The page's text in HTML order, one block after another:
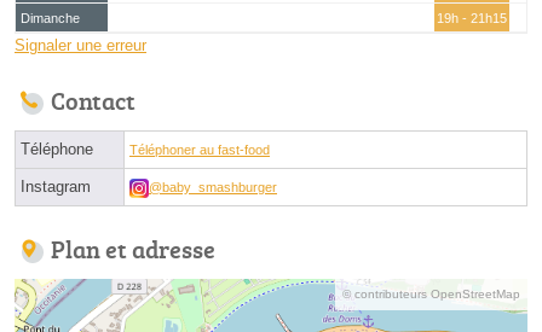
Dimanche
19h - 21h15
Signaler une erreur
Contact
Téléphone Téléphoner au fast-food
Instagram @baby_smashburger
Plan et adresse
© contributeurs OpenStreetMap